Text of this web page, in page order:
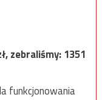
zebraliśmy:1351
funkcjonowania